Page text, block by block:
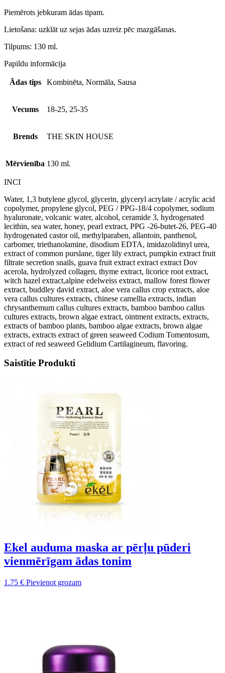
Piemērots jebkuram ādas tipam.
Lietošana: uzklāt uz sejas ādas uzreiz pēc mazgāšanas.
Tilpums: 130 ml.
Papildu informācija
Ādas tips Kombinēta, Normāla, Sausa
Vecums 18-25, 25-35
Brends THE SKIN HOUSE
Mērvienība 130 ml.
INCI
Water, 1,3 butylene glycol, glycerin, glyceryl acrylate / acrylic acid
copolymer, propylene glycol, PEG / PPG-18/4 copolymer, sodium
hyaluronate, volcanic water, alcohol, ceramide 3, hydrogenated
lecithin, sea water, honey, pearl extract, PPG -26-butet-26, PEG-40
hydrogenated castor oil, methylparaben, allantoin, panthenol,
carbomer, triethanolamine, disodium EDTA, imidazolidinyl urea,
extract of common purslane, tiger lily extract, pumpkin extract fruit
filtrate secretion snails, guava fruit extract extract extract Dov
acerola, hydrolyzed collagen, thyme extract, licorice root extract,
witch hazel extract,alpine edelweiss extract, mallow forest flower
extract, buddley david extract, aloe vera callus crop extracts, aloe
vera callus cultures extracts, chinese camellia extracts, indian
chrysanthemum callus cultures extracts, bamboo bamboo callus
cultures extracts, brown algae extract, ointment extracts, extracts,
extracts of bamboo plants, bamboo algae extracts, brown algae
extracts, extracts extract of green seaweed Codium Tomentosum,
extract of red seaweed Gelidium Cartilagineum, flavoring.
Saistītie Produkti
Ekel auduma maska ar pērļu pūderi
vienmērīgam ādas tonim
1.75 € Pievienot grozam